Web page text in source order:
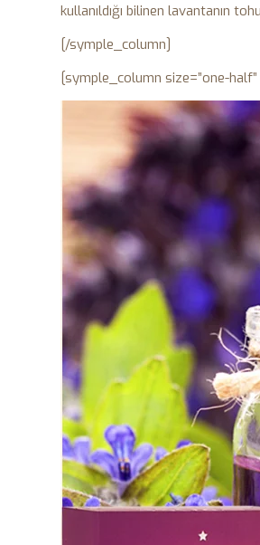
kullanıldığı bilinen lavanta­nın
[/symple_column]
[symple_column size=”one-